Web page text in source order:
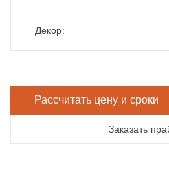
Декор:
Рассчитать цену и сроки
Заказать